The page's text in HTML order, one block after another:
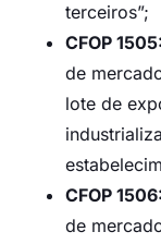
terceiros”;
CFOP 1505:
de
lote de
CFOP 1506:
de